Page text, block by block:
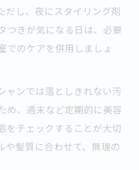
だし、夜にスタイリング剤
つきが気になる日は、必要
でのケアを併用しましょ
ャンでは落としきれない汚
め、週末など定期的に美容
をチェックすることが大切
や髪質に合わせて、無理の